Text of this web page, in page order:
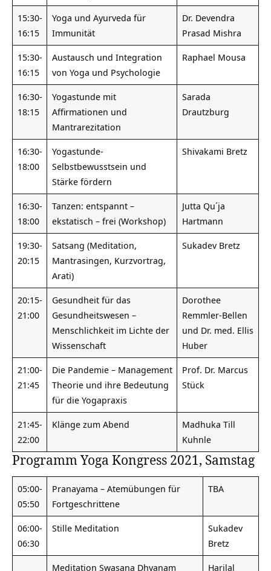
15:30-
16:15
Yoga und Ayurveda für
Immunität
Dr. Devendra
Prasad Mishra
15:30-
16:15
Austausch und Integration
von Yoga und Psychologie
Raphael Mousa
16:30-
18:15
Yogastunde mit
Affirmationen und
Mantrarezitation
Sarada
Drautzburg
16:30-
18:00
Yogastunde-
Selbstbewusstsein und
Stärke fördern
Shivakami Bretz
16:30-
18:00
Tanzen: entspannt –
ekstatisch – frei (Workshop)
Jutta Qu´ja
Hartmann
19:30-
20:15
Satsang (Meditation,
Mantrasingen, Kurzvortrag,
Arati)
Sukadev Bretz
20:15-
21:00
Gesundheit für das
Gesundheitswesen –
Menschlichkeit im Lichte der
Wissenschaft
Dorothee
Remmler-Bellen
und Dr. med. Ellis
Huber
21:00-
21:45
Die Pandemie – Management
Theorie und ihre Bedeutung
für die Yogapraxis
Prof. Dr. Marcus
Stück
21:45-
22:00
Klänge zum Abend
Madhuka Till
Kuhnle
Programm Yoga Kongress 2021, Samstag
05:00-
05:50
Pranayama – Atemübungen für
Fortgeschrittene
TBA
06:00-
06:30
Stille Meditation
Sukadev
Bretz
Meditation Swasana Dhyanam
Harilal